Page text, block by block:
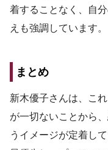
着することなく、自
えも強調しています。
まとめ
新木優子さんは、こ
が一切ないことから
うイメージが定着し